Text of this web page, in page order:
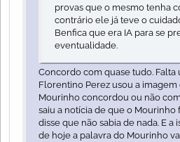
provas que o mesmo tenha
contrário ele já teve o
Benfica que era IA para se
eventualidade.
Concordo com quase tudo. Falta
Florentino Perez usou a imagem
Mourinho concordou ou não
saiu a notícia de que o Mourinho
disse que não sabia de nada. E a
de hoje a palavra do Mourinho